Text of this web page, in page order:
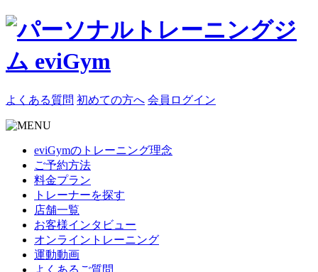
よくある質問 初めての方へ 会員ログイン
eviGymのトレーニング理念
ご予約方法
料金プラン
トレーナーを探す
店舗一覧
お客様インタビュー
オンライントレーニング
運動動画
よくあるご質問